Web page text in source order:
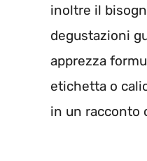
inoltre il
degustazioni
apprezza
etichetta o
in un racconto